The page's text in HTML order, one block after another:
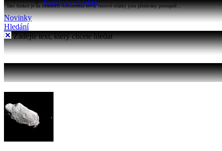
Katalogy objektů
Tato funkce je na stránkách Astronomia nová, testové otázky jsou přidávány postupně...
Novinky
Hledání
Zadejte text, který chcete hledat